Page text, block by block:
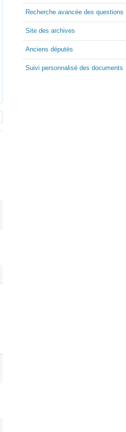
Recherche avancée des questions
Site des archives
Anciens députés
Suivi personnalisé des documents